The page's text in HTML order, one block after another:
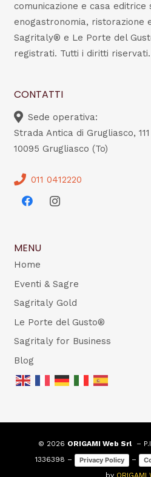
comunicazione e casa
enogastronomia, ristorazione
Sagritaly® e Le Porte del
registrati. Tutti i diritti riservati.
CONTATTI
Sede operativa:
Strada Antica di Grugliasco, 111
10095 Grugliasco (To)
011 0412220
MENU
Home
Eventi & Sagre
Sagritaly Gold
Le Porte del Gusto®
Sagritaly for Business
Blog
© 2026 ORIGAMI Web Srl–
1336398 –
Privacy Policy –
by ORIGAMI